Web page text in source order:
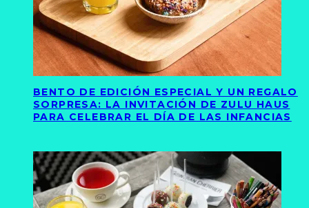
BENTO DE EDICIÓN ESPECIAL Y UN REGALO
SORPRESA: LA INVITACIÓN DE ZULU HAUS
PARA CELEBRAR EL DÍA DE LAS INFANCIAS